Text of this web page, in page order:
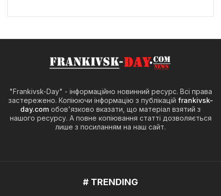
"Frankivsk-Day" - інформаційно новинний ресурс. Всі права
застережено. Копіюючи інформацію з публікацій frankivsk-
day.com обов'язково вказати, що матеріал взятий з
нашого ресурсу. А повне копіювання статті дозволяється
лише з посиланням на наш сайт.
# TRENDING